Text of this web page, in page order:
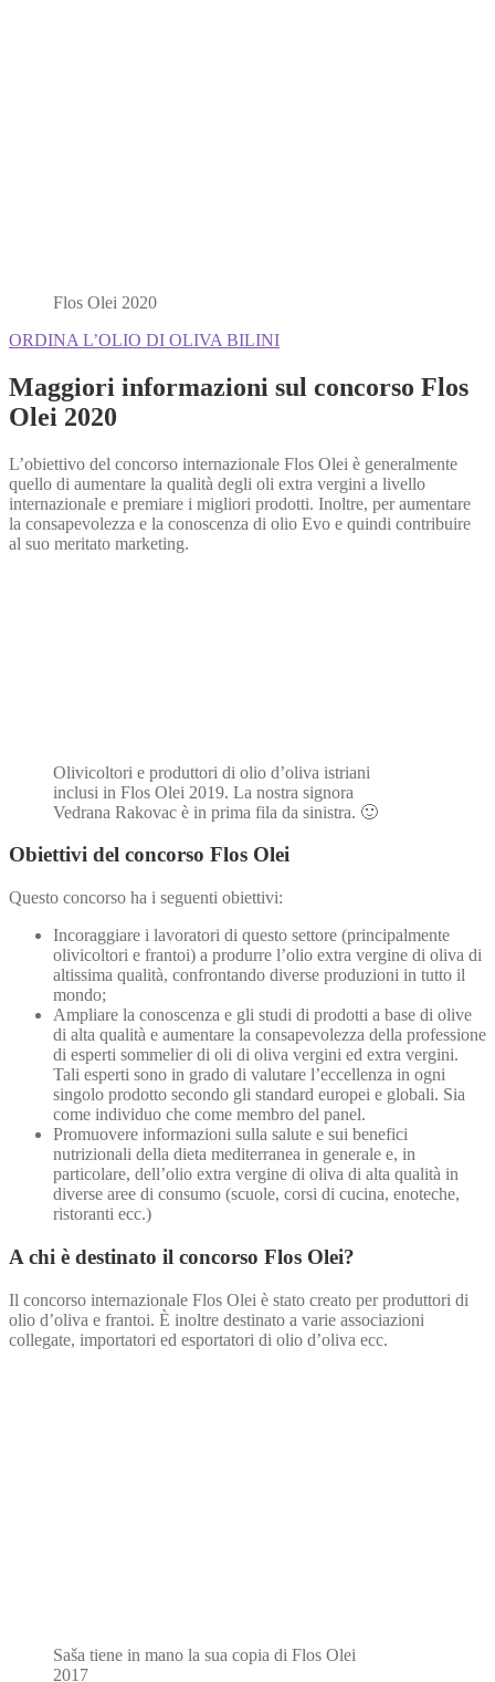
Flos Olei 2020
ORDINA L’OLIO DI OLIVA BILINI
Maggiori informazioni sul concorso Flos
Olei 2020
L’obiettivo del concorso internazionale Flos Olei è generalmente
quello di aumentare la qualità degli oli extra vergini a livello
internazionale e premiare i migliori prodotti. Inoltre, per aumentare
la consapevolezza e la conoscenza di olio Evo e quindi contribuire
al suo meritato marketing.
Olivicoltori e produttori di olio d’oliva istriani
inclusi in Flos Olei 2019. La nostra signora
Vedrana Rakovac è in prima fila da sinistra. 🙂
Obiettivi del concorso Flos Olei
Questo concorso ha i seguenti obiettivi:
Incoraggiare i lavoratori di questo settore (principalmente
olivicoltori e frantoi) a produrre l’olio extra vergine di oliva di
altissima qualità, confrontando diverse produzioni in tutto il
mondo;
Ampliare la conoscenza e gli studi di prodotti a base di olive
di alta qualità e aumentare la consapevolezza della professione
di esperti sommelier di oli di oliva vergini ed extra vergini.
Tali esperti sono in grado di valutare l’eccellenza in ogni
singolo prodotto secondo gli standard europei e globali. Sia
come individuo che come membro del panel.
Promuovere informazioni sulla salute e sui benefici
nutrizionali della dieta mediterranea in generale e, in
particolare, dell’olio extra vergine di oliva di alta qualità in
diverse aree di consumo (scuole, corsi di cucina, enoteche,
ristoranti ecc.)
A chi è destinato il concorso Flos Olei?
Il concorso internazionale Flos Olei è stato creato per produttori di
olio d’oliva e frantoi. È inoltre destinato a varie associazioni
collegate, importatori ed esportatori di olio d’oliva ecc.
Saša tiene in mano la sua copia di Flos Olei
2017